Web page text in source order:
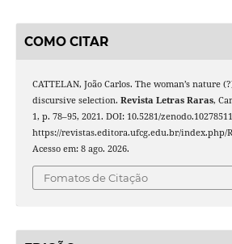
COMO CITAR
CATTELAN, João Carlos. The woman’s nature
discursive selection. Revista Letras Raras,
1, p. 78–95, 2021. DOI: 10.5281/
https://revistas.editora.ufcg.edu.br/index.php/
Acesso em: 8 ago. 2026.
Fomatos de Citação